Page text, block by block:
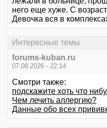
него еще хуже. С
Девочка вся в
Интересные темы
forums-kuban.ru
07.08.2026 - 22:14
Смотри также:
подскажите хоть что
Чем лечить аллергию?
Данные обо всех